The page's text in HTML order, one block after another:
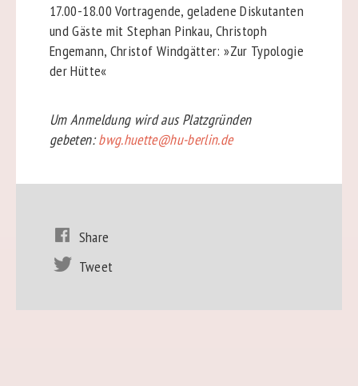
17.00-18.00 Vortragende, geladene Diskutanten
und Gäste mit Stephan Pinkau, Christoph
Engemann, Christof Windgätter: »Zur Typologie
der Hütte«
Um Anmeldung wird aus Platzgründen
gebeten:bwg.huette@hu-berlin.de
Share
Tweet